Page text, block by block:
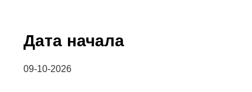
Дата начала
09-10-2026